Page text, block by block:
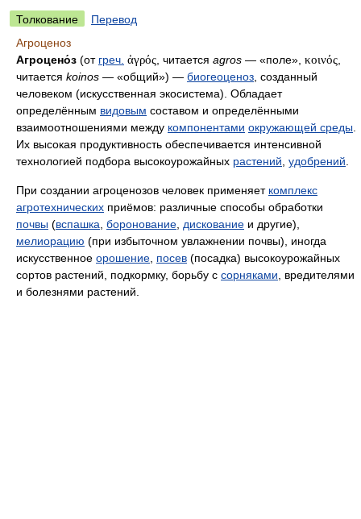
Толкование
Перевод
Агроценоз
Агроцено́з (от греч. ἀγρός , читается agros — «поле», κοινός
читается koinos — «общий») — биогеоценоз , созданный
человеком (искусственная экосистема). Обладает
определённым видовым составом и определёнными
взаимоотношениями между компонентами окружающей среды
Их высокая продуктивность обеспечивается интенсивной
технологией подбора высокоурожайных растений удобрений
При создании агроценозов человек применяет комплекс
агротехнических приёмов: различные способы обработки
почвы (вспашка боронование дискование и другие),
мелиорацию (при избыточном увлажнении почвы), иногда
искусственное орошение посев (посадка) высокоурожайных
сортов растений, подкормку, борьбу с сорняками , вредителями
и болезнями растений.